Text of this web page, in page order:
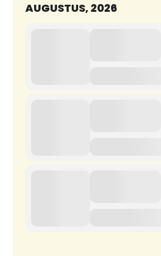
AUGUSTUS, 2026